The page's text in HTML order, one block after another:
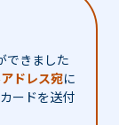
できました
ドレス宛に
ードを送付